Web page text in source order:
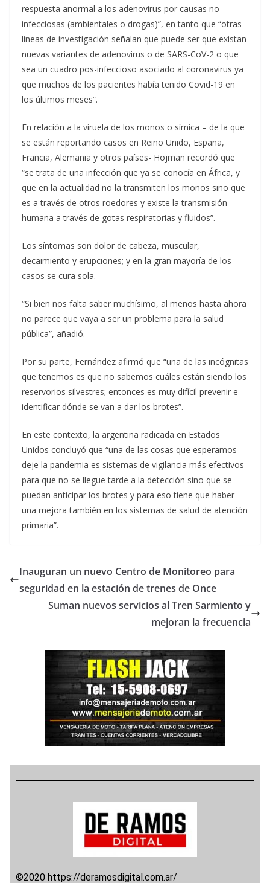
respuesta anormal a los adenovirus por causas no
infecciosas (ambientales o drogas)”, en tanto que “otras
líneas de investigación señalan que puede ser que existan
nuevas variantes de adenovirus o de SARS-CoV-2 o que
sea un cuadro pos-infeccioso asociado al coronavirus ya
que muchos de los pacientes había tenido Covid-19 en
los últimos meses”.
En relación a la viruela de los monos o símica – de la que
se están reportando casos en Reino Unido, España,
Francia, Alemania y otros países- Hojman recordó que
“se trata de una infección que ya se conocía en África, y
que en la actualidad no la transmiten los monos sino que
es a través de otros roedores y existe la transmisión
humana a través de gotas respiratorias y fluidos”.
Los síntomas son dolor de cabeza, muscular,
decaimiento y erupciones; y en la gran mayoría de los
casos se cura sola.
“Si bien nos falta saber muchísimo, al menos hasta ahora
no parece que vaya a ser un problema para la salud
pública”, añadió.
Por su parte, Fernández afirmó que “una de las incógnitas
que tenemos es que no sabemos cuáles están siendo los
reservorios silvestres; entonces es muy difícil prevenir e
identificar dónde se van a dar los brotes”.
En este contexto, la argentina radicada en Estados
Unidos concluyó que “una de las cosas que esperamos
deje la pandemia es sistemas de vigilancia más efectivos
para que no se llegue tarde a la detección sino que se
puedan anticipar los brotes y para eso tiene que haber
una mejora también en los sistemas de salud de atención
primaria”.
Inauguran un nuevo Centro de Monitoreo para
seguridad en la estación de trenes de Once
Suman nuevos servicios al Tren Sarmiento y
mejoran la frecuencia
©2020 https://deramosdigital.com.ar/